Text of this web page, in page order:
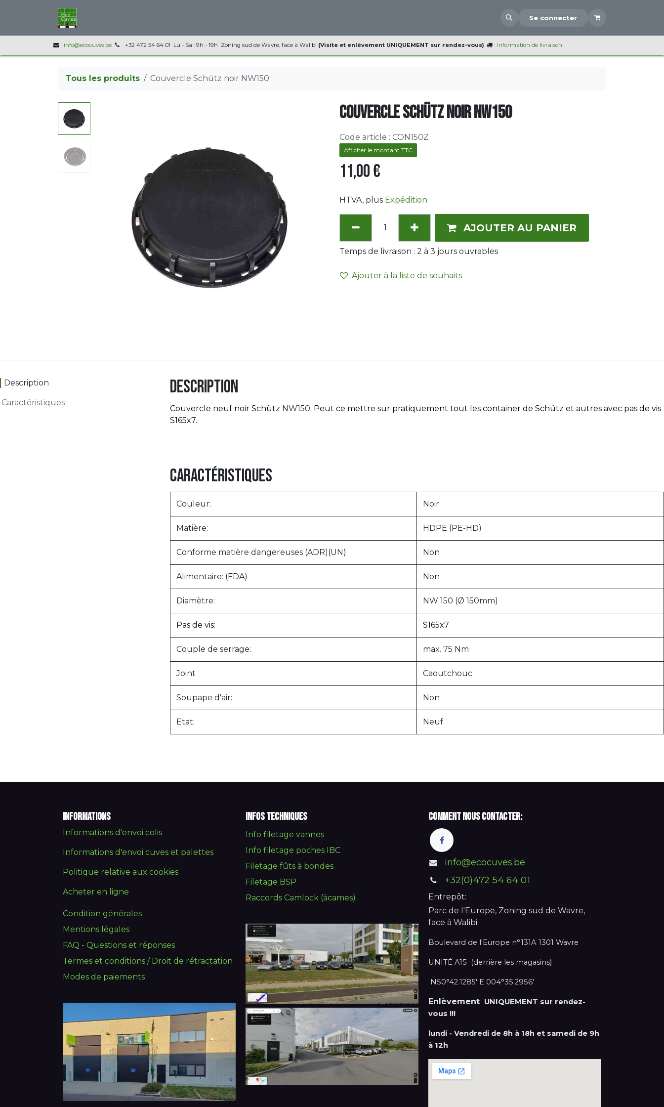
Se connecter
info@ecocuves.be +32 472 54 64 01 Lu - Sa : 9h - 19h Zoning sud de Wavre, face à Walibi (Visite et enlèvement UNIQUEMENT sur rendez-vous) Information de livraison
Tous les produits Couvercle Schütz noir NW150
Couvercle Schütz noir NW150
Code article : CON150Z
Afficher le montant TTC
11,00€
HTVA, plus Expédition
AJOUTER AU PANIER
Temps de livraison : 2 à 3 jours ouvrables
Ajouter à la liste de souhaits
Description
Caractéristiques
Description
Couvercle neuf noir Schütz NW150. Peut ce mettre sur pratiquement tout les container de Schütz et autres avec pas de vis
S165x7.
Caractéristiques
Couleur: Noir
Matière: HDPE (PE-HD)
Conforme matière dangereuses (ADR)(UN) Non
Alimentaire: (FDA) Non
Diamètre: NW 150 (Ø 150mm)
Pas de vis: S165x7
Couple de serrage: max. 75 Nm
Joint Caoutchouc
Soupape d'air: Non
Etat: Neuf
Infos techniques
Info filetage vannes
Info filetage poches IBC
Filetage fûts à bondes
Filetage BSP
Raccords Camlock (àcames)
Comment nous contacter:
info@ecocuves.be
+32(0)472 54 64 01
Entrepôt:
Parc de l'Europe, Zoning sud de Wavre,
face à Walibi
Boulevard de l'Europe n°131A 1301 Wavre
UNITÉ A15 (derrière les magasins)
N50°42.1285' E 004°35.2956'
Enlèvement UNIQUEMENT sur rendez-
vous !!!
lundi - Vendredi de 8h à 18h et samedi de 9h
à 12h
Informations
Informations d'envoi colis
Informations d'envoi cuves et palettes
Politique relative aux cookies
Acheter en ligne
Condition générales
Mentions légales
FAQ - Questions et réponses
Termes et conditions / Droit de rétractation
Modes de paiements